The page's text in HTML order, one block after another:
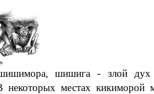
шишига - злой дух
местах кикиморой